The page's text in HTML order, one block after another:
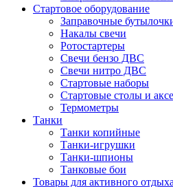
Стартовое оборудование
Заправочные
Накалы свечи
Ротостартеры
Свечи бензо ДВС
Свечи нитро ДВС
Стартовые наборы
Стартовые столы и
Термометры
Танки
Танки копийные
Танки-игрушки
Танки-шпионы
Танковые бои
Товары для активного отдыха